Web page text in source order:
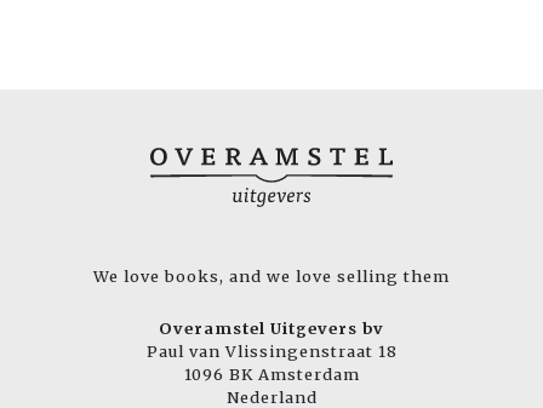
We love books, and we love selling them
Overamstel Uitgevers bv
Paul van Vlissingenstraat 18
1096 BK Amsterdam
Nederland